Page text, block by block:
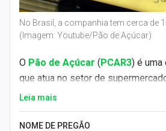
No Brasil, a companhia tem cerca de
(Imagem: Youtube/Pão de Açúcar)
O Pão de Açúcar ( PCAR3) é
que atua no setor de
Valentim Diniz em 7 de setembro
companhia tem sede emSão
Leia mais
NOME DE PREGÃO